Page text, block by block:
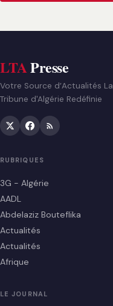
LTAPresse
Votre Source d’Actualités La
Tribune d'Algérie Redéfinie
RUBRIQUES
3G - Algérie
AADL
Abdelaziz Bouteflika
Actualités
Actualités
Afrique
LE JOURNAL